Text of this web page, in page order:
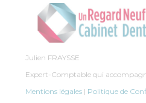
Julien FRAYSSE
Expert-Comptable qui
Mentions légales | Politique de